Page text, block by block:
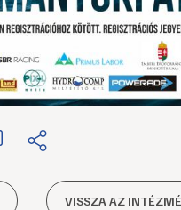
VISSZA AZ